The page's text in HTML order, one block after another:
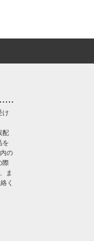
け
配
を
の
際
ま
く